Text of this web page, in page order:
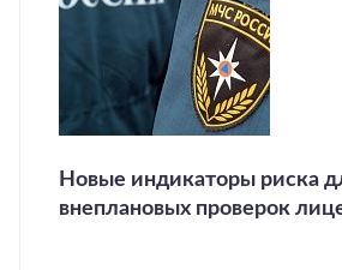
Новые индикаторы риска
внеплановых проверок